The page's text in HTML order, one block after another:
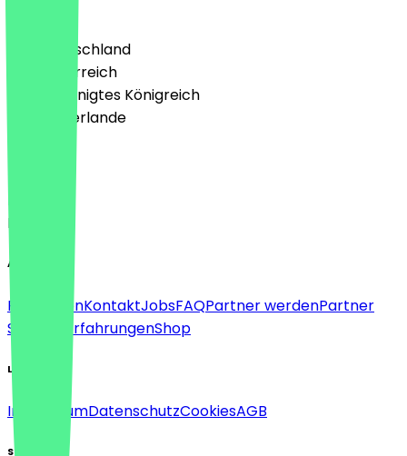
🇩🇪 Deutschland
🇦🇹 Österreich
🇬🇧 Vereinigtes Königreich
🇳🇱 Niederlande
Sprache
English
About
Für FirmenKontaktJobsFAQPartner werdenPartner
Support
ErfahrungenShop
Legal
ImpressumDatenschutzCookiesAGB
Social